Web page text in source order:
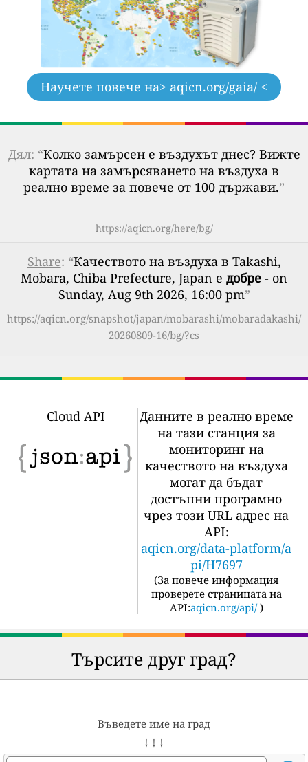
Научете повече на> aqicn.org/gaia/ <
Дял: “Колко замърсен е въздухът днес? Вижте
картата на замърсяването на въздуха в
реално време за повече от 100 държави.”
https://aqicn.org/here/bg/
Share: “Качеството на въздуха в Takashi,
Mobara, Chiba Prefecture, Japan е добре - on
Sunday, Aug 9th 2026, 16:00 pm”
https://aqicn.org/snapshot/japan/mobarashi/mobaradakashi/
20260809-16/bg/?cs
Cloud API
Данните в реално време
на тази станция за
мониторинг на
качеството на въздуха
могат да бъдат
достъпни програмно
чрез този URL адрес на
API:
aqicn.org/data-platform/a
pi/H7697
(За повече информация
проверете страницата на
API:aqicn.org/api/ )
Търсите друг град?
Въведете име на град
↓ ↓ ↓